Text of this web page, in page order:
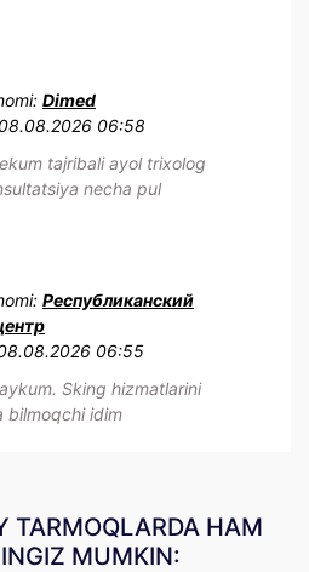
Dimed
08.08.2026 06:58
tajribali ayol trixolog
necha pul
Республиканский
06:55
Sking hizmatlarini
bilmoqchi idim
TARMOQLARDA HAM
MUMKIN: